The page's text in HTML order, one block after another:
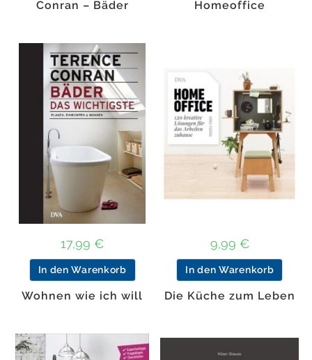
Conran – Bäder
17,99 €
In den Warenkorb
Homeoffice
9,99 €
In den Warenkorb
Wohnen wie ich will Die Küche zum Leben